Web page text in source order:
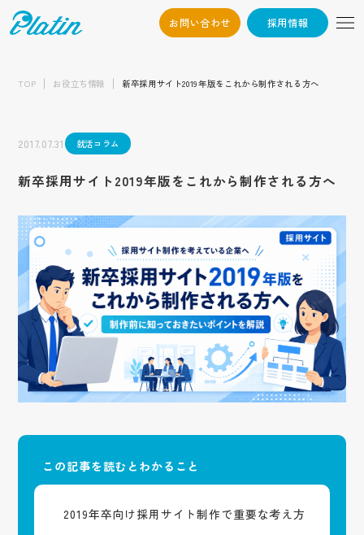
お問い合わせ 採用情報
9794
（平日10:00~19:00）
トップ
企業情報
会社概要
代表挨拶
企業文化
アクセス
お知らせ
制作実績
採用サイト
企業サイト
採用動画
サービス
採用サイト制作
採用パンフレット制作
採用支援(コンサルティング・求人媒体)
企業サイト制作
企業動画制作
商品サービス紹介動画制作
お役立ち情報
TOP お役立ち情報 新卒採用サイト2019年版をこれから制作される方へ
2017.07.31 就活コラム
新卒採用サイト2019年版をこれから制作される方へ
この記事を読むとわかること
2019年卒向け採用サイト制作で重要な考え方